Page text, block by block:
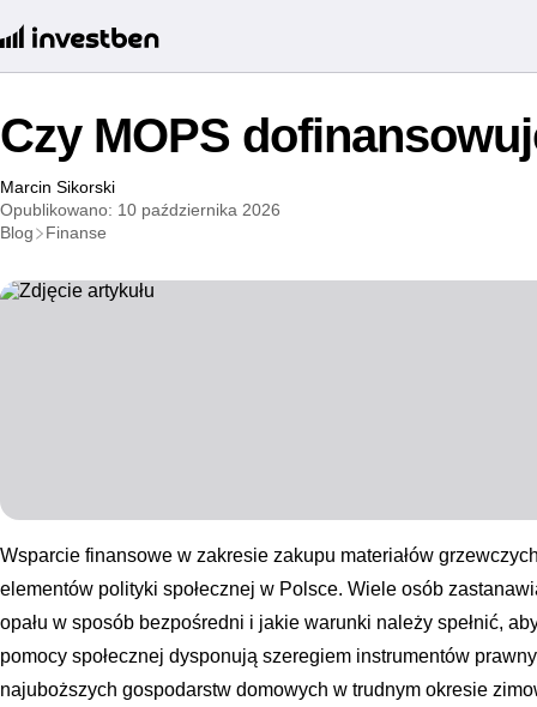
Czy MOPS
Marcin Sikorski
Opublikowano: 10 października 2026
Blog
Finanse
Wsparcie finansowe w zakresie zakupu materiałów
elementów polityki społecznej w Polsce. Wiele osób
opału w sposób bezpośredni i jakie warunki należy spełnić,
pomocy społecznej dysponują szeregiem instrumentów
najuboższych gospodarstw domowych w trudnym okresie